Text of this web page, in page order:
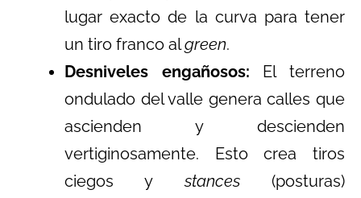
lugar exacto de la curva para tener
un tiro franco algreen.
Desniveles engañosos: El terreno
ondulado del valle genera calles que
ascienden y descienden
vertiginosamente. Esto crea tiros
ciegos ystances(posturas)